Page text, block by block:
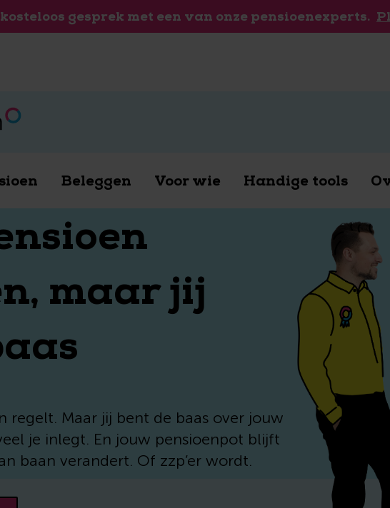
gesprek met een van onze pensioenexperts.
Beleggen Voor wie Handige tools
maar jij
regelt. Maar jij bent de baas over jouw
je inlegt. En jouw pensioenpot blijft
baan verandert. Of zzp’er wordt.